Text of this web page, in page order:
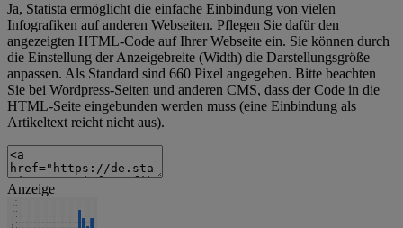
Ja, Statista ermöglicht die einfache Einbindung von vielen
Infografiken auf anderen Webseiten. Pflegen Sie dafür den
angezeigten HTML-Code auf Ihrer Webseite ein. Sie können durch
die Einstellung der Anzeigebreite (Width) die Darstellungsgröße
anpassen. Als Standard sind 660 Pixel angegeben. Bitte beachten
Sie bei Wordpress-Seiten und anderen CMS, dass der Code in die
HTML-Seite eingebunden werden muss (eine Einbindung als
Artikeltext reicht nicht aus).
Anzeige